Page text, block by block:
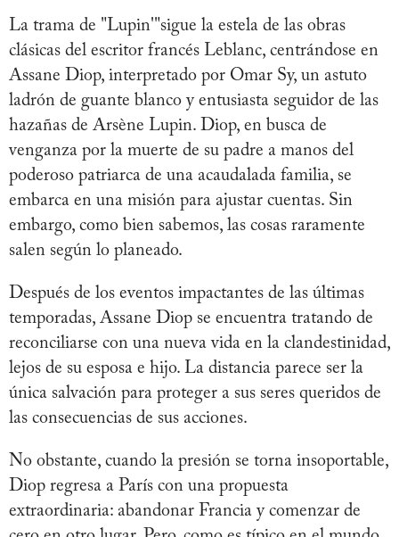
La trama de "Lupin'"sigue la estela de las obras
clásicas del escritor francés Leblanc, centrándose en
Assane Diop, interpretado por Omar Sy, un astuto
ladrón de guante blanco y entusiasta seguidor de las
hazañas de Arsène Lupin. Diop, en busca de
venganza por la muerte de su padre a manos del
poderoso patriarca de una acaudalada familia, se
embarca en una misión para ajustar cuentas. Sin
embargo, como bien sabemos, las cosas raramente
salen según lo planeado.
Después de los eventos impactantes de las últimas
temporadas, Assane Diop se encuentra tratando de
reconciliarse con una nueva vida en la clandestinidad,
lejos de su esposa e hijo. La distancia parece ser la
única salvación para proteger a sus seres queridos de
las consecuencias de sus acciones.
No obstante, cuando la presión se torna insoportable,
Diop regresa a París con una propuesta
extraordinaria: abandonar Francia y comenzar de